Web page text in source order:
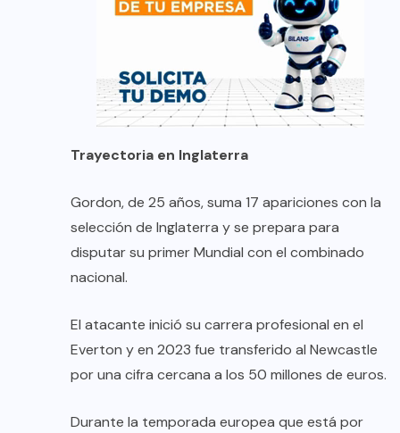
Trayectoria en Inglaterra
Gordon, de 25 años, suma 17 apariciones con la
selección de Inglaterra y se prepara para
disputar su primer Mundial con el combinado
nacional.
El atacante inició su carrera profesional en el
Everton y en 2023 fue transferido al Newcastle
por una cifra cercana a los 50 millones de euros.
Durante la temporada europea que está por